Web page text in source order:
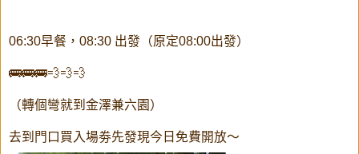
06:30早餐，08:30 出發（原定08:00出發）
🚌🚌🚌💨💨💨
（轉個彎就到金澤兼六園）
去到門口買入場劵先發現今日免費開放～